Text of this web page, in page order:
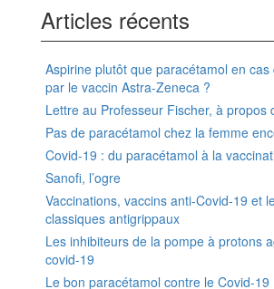
Articles récents
Aspirine plutôt que paracétamol en cas
par le vaccin Astra-Zeneca ?
Lettre au Professeur Fischer, à propos
Pas de paracétamol chez la femme
Covid-19 : du paracétamol à la
Sanofi, l’ogre
Vaccinations, vaccins anti-Covid-19 et
classiques antigrippaux
Les inhibiteurs de la pompe à protons
covid-19
Le bon paracétamol contre le Covid-19